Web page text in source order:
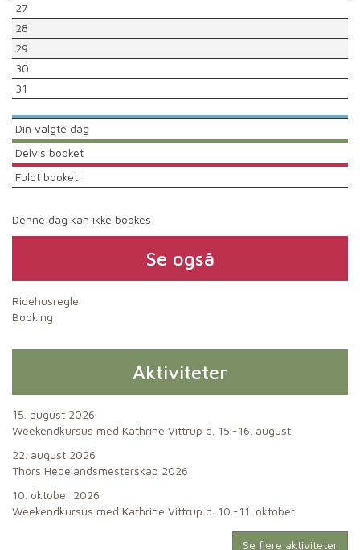
27
28
29
30
31
Din valgte dag
Delvis booket
Fuldt booket
Denne dag kan ikke bookes
Se også
Ridehusregler
Booking
Aktiviteter
15. august 2026
Weekendkursus med Kathrine Vittrup d. 15.-16. august
22. august 2026
Thors Hedelandsmesterskab 2026
10. oktober 2026
Weekendkursus med Kathrine Vittrup d. 10.-11. oktober
Se flere aktiviteter